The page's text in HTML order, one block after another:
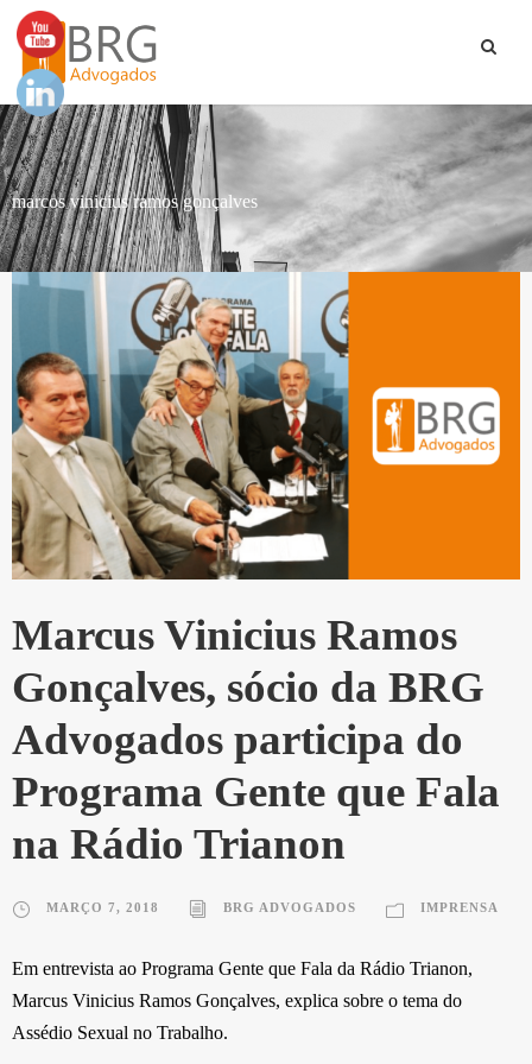
marcos vinicius ramos gonçalves
Marcus Vinicius Ramos
Gonçalves, sócio da BRG
Advogados participa do
Programa Gente que Fala
na Rádio Trianon
MARÇO 7, 2018 BRG ADVOGADOS IMPRENSA
Em entrevista ao Programa Gente que Fala da Rádio Trianon,
Marcus Vinicius Ramos Gonçalves, explica sobre o tema do
Assédio Sexual no Trabalho.